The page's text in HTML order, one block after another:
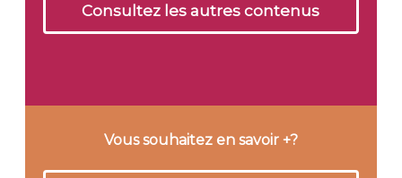
Consultez les autres contenus
Vous souhaitez en savoir +?